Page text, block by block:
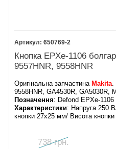
650769-2
Кнопка EPXe-1106
9557HNR, 9558HNR
Оригінальна запчастина Makita.
9558HNR, GA4530R, GA5030R,
Позначення: Defond EPXe-
Характеристики: Напруга 250
кнопки 27х25 мм/ Висота
738 грн.